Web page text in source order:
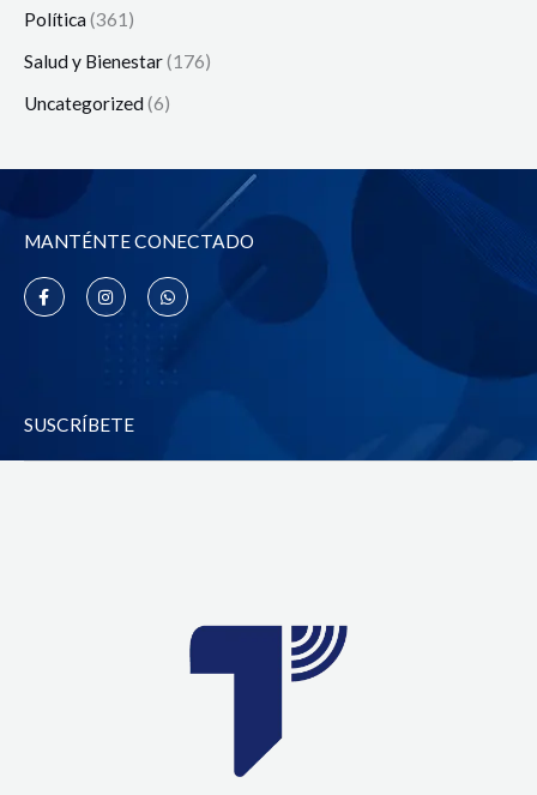
Política(361)
Salud y Bienestar(176)
Uncategorized(6)
MANTÉNTE CONECTADO
F
a
c
-
f
I
n
s
m
W
h
a
SUSCRÍBETE